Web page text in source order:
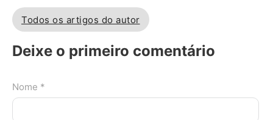
Todos os artigos do autor
Deixe o primeiro comentário
Nome *